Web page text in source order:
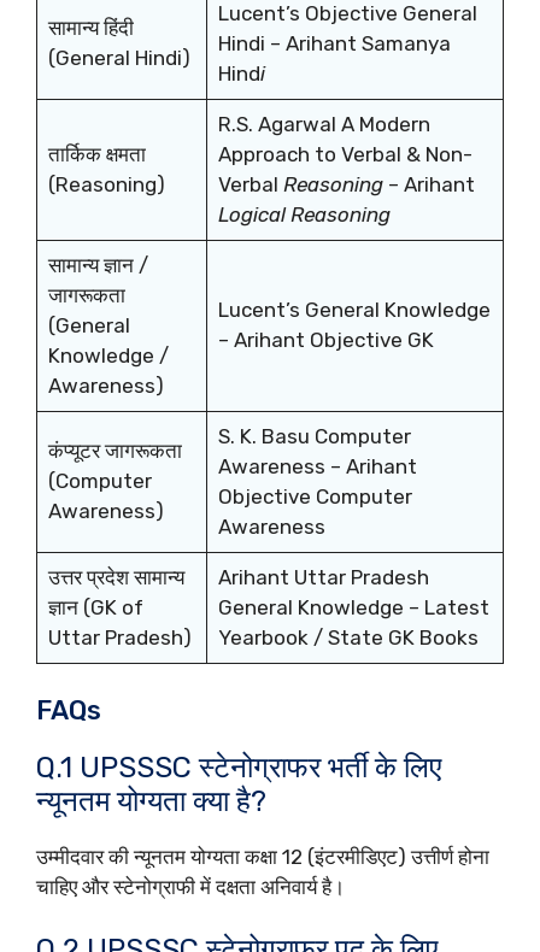
सामान्य हिंदी
(General Hindi)
Lucent’s Objective General
Hindi – Arihant Samanya
Hindi
तार्किक क्षमता
(Reasoning)
R.S. Agarwal A Modern
Approach to Verbal & Non-
Verbal Reasoning– Arihant
Logical Reasoning
सामान्य ज्ञान /
जागरूकता
(General
Knowledge /
Awareness)
Lucent’s General Knowledge
– Arihant Objective GK
कंप्यूटर जागरूकता
(Computer
Awareness)
S. K. Basu Computer
Awareness – Arihant
Objective Computer
Awareness
उत्तर प्रदेश सामान्य
ज्ञान (GK of
Uttar Pradesh)
Arihant Uttar Pradesh
General Knowledge – Latest
Yearbook / State GK Books
FAQs
Q.1 UPSSSC स्टेनोग्राफर भर्ती के लिए
न्यूनतम योग्यता क्या है?
उम्मीदवार की न्यूनतम योग्यता कक्षा 12 (इंटरमीडिएट) उत्तीर्ण होना
चाहिए और स्टेनोग्राफी में दक्षता अनिवार्य है।